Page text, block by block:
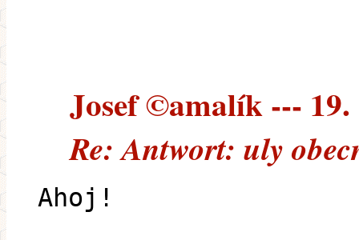
Josef ©amalík --- 19.
Re: Antwort: uly
Ahoj!